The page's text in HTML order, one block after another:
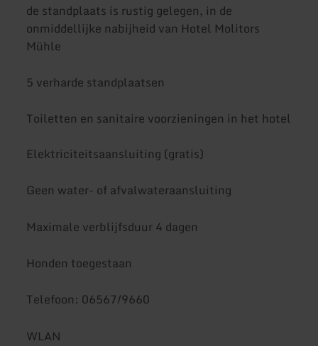
de standplaats is rustig gelegen, in de
onmiddellijke nabijheid van Hotel Molitors
Mühle
5 verharde standplaatsen
Toiletten en sanitaire voorzieningen in het hotel
Elektriciteitsaansluiting (gratis)
Geen water- of afvalwateraansluiting
Maximale verblijfsduur 4 dagen
Honden toegestaan
Telefoon: 06567/9660
WLAN